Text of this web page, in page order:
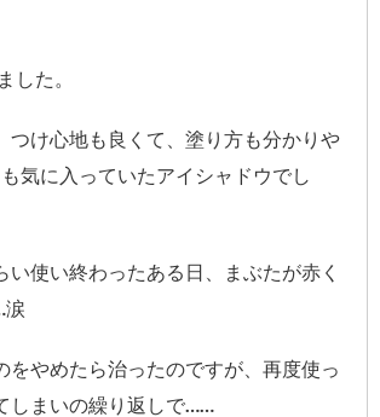
した。
つけ心地も良くて、塗り方も分かりや
気に入っていたアイシャドウでし
い使い終わったある日、まぶたが赤く
涙
をやめたら治ったのですが、再度使っ
しまいの繰り返しで……